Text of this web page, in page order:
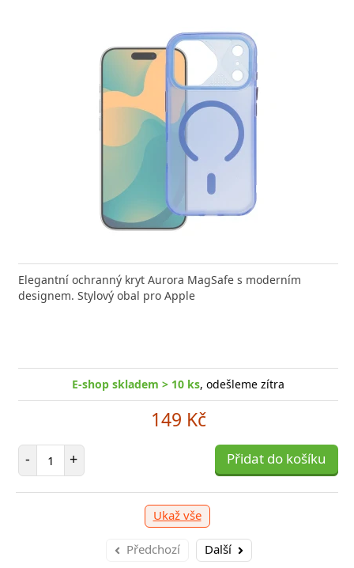
Elegantní ochranný kryt Aurora MagSafe s moderním
designem. Stylový obal pro Apple
E-shop skladem > 10 ks, odešleme zítra
149 Kč
- Počet položek
+ Přidat do košíku
Ukaž vše
Předchozí Další
FIXED zajistí rychlé a bezpečné nabíjení
moderního smartphonu,
249 Kč